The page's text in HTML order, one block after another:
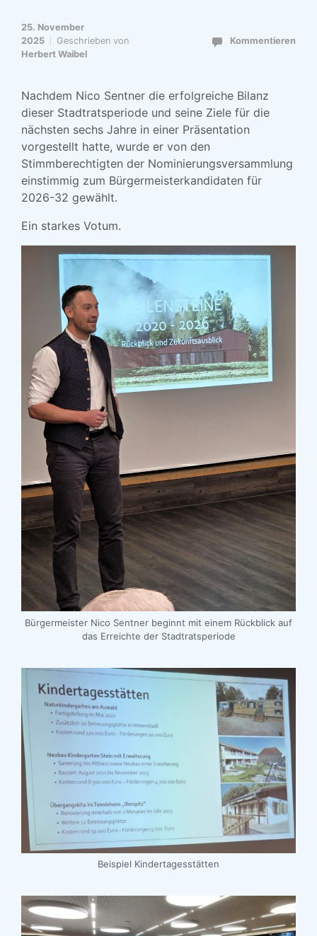
25. November
2025
Geschrieben von
Herbert Waibel
Kommentieren
Nachdem Nico Sentner die erfolgreiche Bilanz
dieser Stadtratsperiode und seine Ziele für die
nächsten sechs Jahre in einer Präsentation
vorgestellt hatte, wurde er von den
Stimmberechtigten der Nominierungsversammlung
einstimmig zum Bürgermeisterkandidaten für
2026-32 gewählt.
Ein starkes Votum.
Bürgermeister Nico Sentner beginnt mit einem Rückblick auf
das Erreichte der Stadtratsperiode
Beispiel Kindertagesstätten